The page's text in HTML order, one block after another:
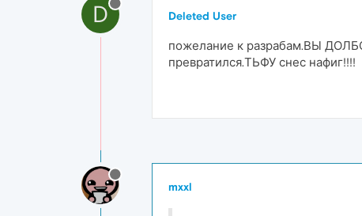
D Deleted User
пожелание к разрабам.ВЫ
превратился.ТЬФУ снес нафиг!!!!
mxxl